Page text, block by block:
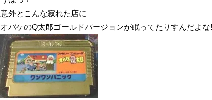
意外とこんな寂れた店に
オバケのQ太郎ゴールドバージョンが眠ってたりすんだよな!